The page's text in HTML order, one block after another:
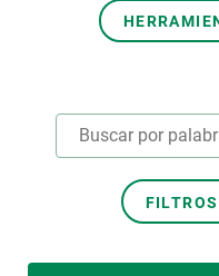
NOTICIAS Y AGENDA